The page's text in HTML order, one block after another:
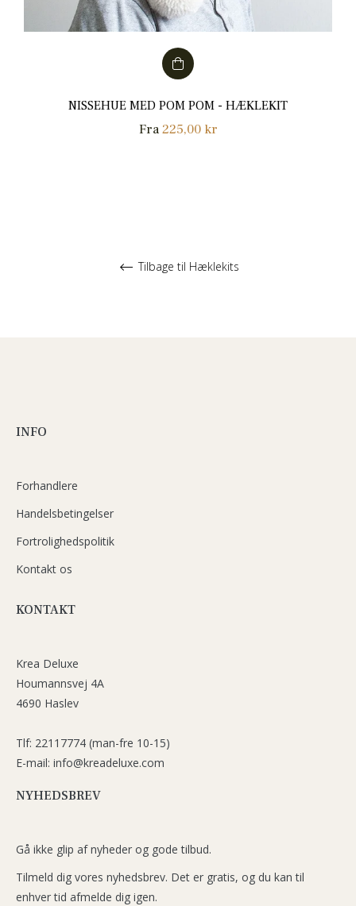
NISSEHUE MED POM POM - HÆKLEKIT
Fra225,00 kr
Tilbage til Hæklekits
INFO
Forhandlere
Handelsbetingelser
Fortrolighedspolitik
Kontakt os
KONTAKT
Krea Deluxe
Houmannsvej 4A
4690 Haslev
Tlf: 22117774 (man-fre 10-15)
E-mail: info@kreadeluxe.com
NYHEDSBREV
Gå ikke glip af nyheder og gode tilbud.
Tilmeld dig vores nyhedsbrev. Det er gratis, og du kan til
enhver tid afmelde dig igen.